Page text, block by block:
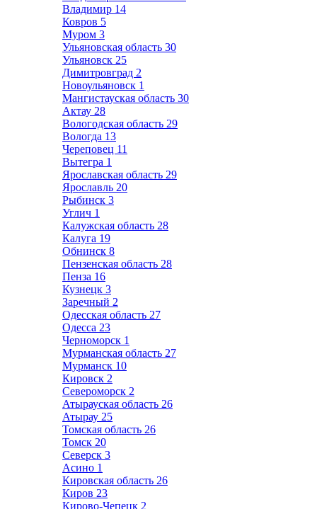
Владимир 14
Ковров 5
Муром 3
Ульяновская область 30
Ульяновск 25
Димитровград 2
Новоульяновск 1
Мангистауская область 30
Актау 28
Вологодская область 29
Вологда 13
Череповец 11
Вытегра 1
Ярославская область 29
Ярославль 20
Рыбинск 3
Углич 1
Калужская область 28
Калуга 19
Обнинск 8
Пензенская область 28
Пенза 16
Кузнецк 3
Заречный 2
Одесская область 27
Одесса 23
Черноморск 1
Мурманская область 27
Мурманск 10
Кировск 2
Североморск 2
Атырауская область 26
Атырау 25
Томская область 26
Томск 20
Северск 3
Асино 1
Кировская область 26
Киров 23
Кирово-Чепецк 2